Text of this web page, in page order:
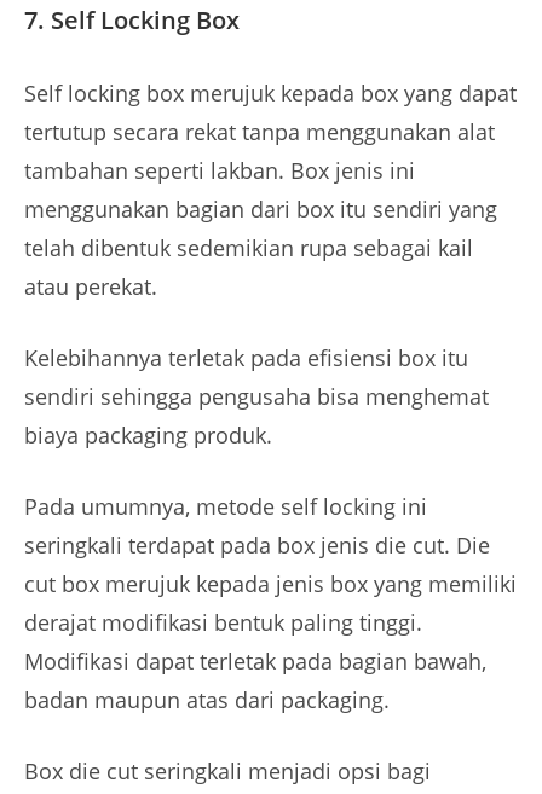
7. Self Locking Box
Self locking box merujuk kepada box yang dapat
tertutup secara rekat tanpa menggunakan alat
tambahan seperti lakban. Box jenis ini
menggunakan bagian dari box itu sendiri yang
telah dibentuk sedemikian rupa sebagai kail
atau perekat.
Kelebihannya terletak pada efisiensi box itu
sendiri sehingga pengusaha bisa menghemat
biaya packaging produk.
Pada umumnya, metode self locking ini
seringkali terdapat pada box jenis die cut. Die
cut box merujuk kepada jenis box yang memiliki
derajat modifikasi bentuk paling tinggi.
Modifikasi dapat terletak pada bagian bawah,
badan maupun atas dari packaging.
Box die cut seringkali menjadi opsi bagi